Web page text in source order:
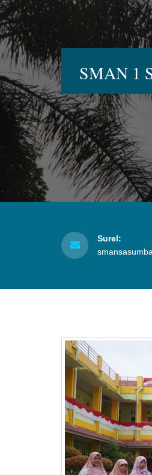
SMAN 1
Surel: